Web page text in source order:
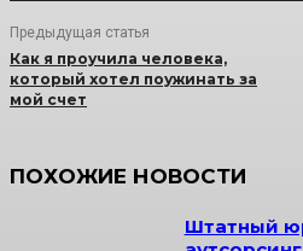
Предыдущая статья
Как я проучила человека,
который хотел поужинать за
мой счет
ПОХОЖИЕ НОВОСТИ
Штатный